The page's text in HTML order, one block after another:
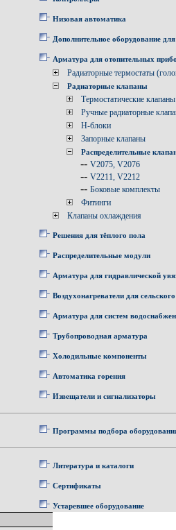
Низовая автоматика
Дополнительное оборудование
Арматура для отопительных
Радиаторные термостаты
Радиаторные клапаны
Термостатические клапаны
Ручные радиаторные
Н-блоки
Запорные клапаны
Распределительные
-- V2075, V2076
-- V2211, V2212
-- Боковые комплекты
Фитинги
Клапаны охлаждения
Решения для тёплого пола
Распределительные модули
Арматура для гидравлической
Воздухонагреватели для
Арматура для систем
Трубопроводная арматура
Холодильные компоненты
Автоматика горения
Извещатели и сигнализаторы
Программы подбора
Литература и каталоги
Сертификаты
Устаревшее оборудование